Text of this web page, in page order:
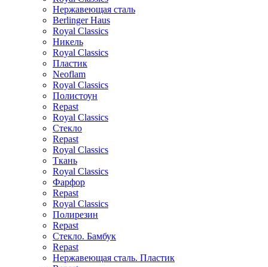
Нержавеющая сталь
Berlinger Haus
Royal Classics
Никель
Royal Classics
Пластик
Neoflam
Royal Classics
Полистоун
Repast
Royal Classics
Стекло
Repast
Royal Classics
Ткань
Royal Classics
Фарфор
Repast
Royal Classics
Полирезин
Repast
Стекло. Бамбук
Repast
Нержавеющая сталь. Пластик